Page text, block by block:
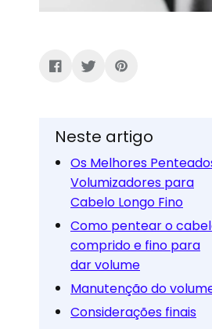
Neste artigo
Os Melhores
Volumizadores para
Cabelo Longo Fino
Como pentear o
comprido e fino para
dar volume
Manutenção do
Considerações finais